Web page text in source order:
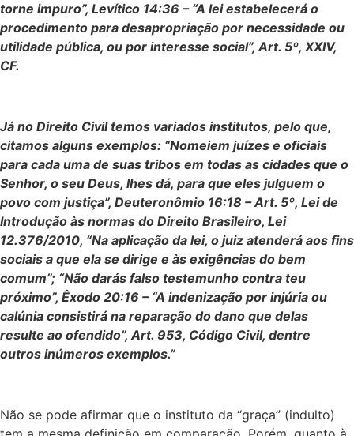
torne impuro”, Levítico 14:36 – “A lei estabelecerá o
procedimento para desapropriação por necessidade ou
utilidade pública, ou por interesse social”, Art. 5º, XXIV,
CF.
Já no Direito Civil temos variados institutos, pelo que,
citamos alguns exemplos: “Nomeiem juízes e oficiais
para cada uma de suas tribos em todas as cidades que o
Senhor, o seu Deus, lhes dá, para que eles julguem o
povo com justiça”, Deuteronômio 16:18 – Art. 5º, Lei de
Introdução às normas do Direito Brasileiro, Lei
12.376/2010, “Na aplicação da lei, o juiz atenderá aos fins
sociais a que ela se dirige e às exigências do bem
comum”; “Não darás falso testemunho contra teu
próximo”, Êxodo 20:16 – “A indenização por injúria ou
calúnia consistirá na reparação do dano que delas
resulte ao ofendido”, Art. 953, Código Civil, dentre
outros inúmeros exemplos.”
Não se pode afirmar que o instituto da “graça” (indulto)